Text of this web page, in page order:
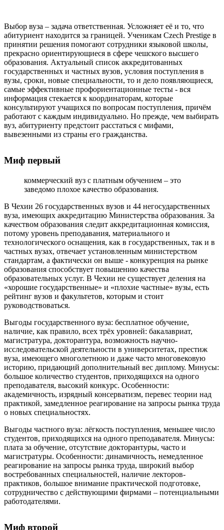
Выбор вуза – задача ответственная. Усложняет её и то, что
абитуриент находится за границей. Ученикам Czech Prestige в
принятии решения помогают сотрудники языковой школы,
прекрасно ориентирующиеся в сфере чешского высшего
образования. Актуальный список аккредитованных
государственных и частных вузов, условия поступления в
вузы, сроки, новые специальности, то и дело появляющиеся,
самые эффективные профориентационные тесты - вся
информация стекается к координаторам, которые
консультируют учащихся по вопросам поступления, причём
работают с каждым индивидуально. Но прежде, чем выбирать
вуз, абитуриенту предстоит расстаться с мифами,
вывезенными из страны его гражданства.
Миф первый
коммерческий вуз с платным обучением – это
заведомо плохое качество образования.
В Чехии 26 государственных вузов и 44 негосударственных
вуза, имеющих аккредитацию Министерства образования. За
качеством образования следит аккредитационная комиссия,
потому уровень преподавания, материального и
технологического оснащения, как в государственных, так и в
частных вузах, отвечает установленным министерством
стандартам, а фактически он выше - конкуренция на рынке
образования способствует повышению качества
образовательных услуг. В Чехии не существует деления на
«хорошие государственные» и «плохие частные» вузы, есть
рейтинг вузов и факультетов, которым и стоит
руководствоваться.
Выгоды государственного вуза: бесплатное обучение,
наличие, как правило, всех трёх уровней: бакалавриат,
магистратура, докторантура, возможность научно-
исследовательской деятельности в университетах, престиж
вуза, имеющего многолетнюю и даже часто многовековую
историю, придающий дополнительный вес диплому. Минусы:
большое количество студентов, приходящихся на одного
преподавателя, высокий конкурс. Особенности:
академичность, изрядный консерватизм, перевес теории над
практикой, замедленное реагирование на запросы рынка труда
о новых специальностях.
Выгоды частного вуза: лёгкость поступления, меньшее число
студентов, приходящихся на одного преподавателя. Минусы:
плата за обучение, отсутствие докторантуры, часто и
магистратуры. Особенности: динамичность, немедленное
реагирование на запросы рынка труда, широкий выбор
востребованных специальностей, наличие лекторов-
практиков, большое внимание практической подготовке,
сотрудничество с действующими фирмами – потенциальными
работодателями.
Миф второй